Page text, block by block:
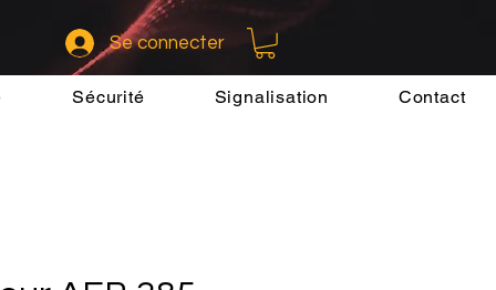
Se connecter
Sécurité Signalisation Contact